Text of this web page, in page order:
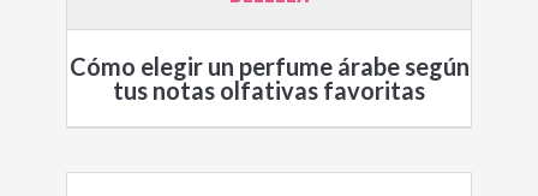
Cómo elegir un perfume árabe según
tus notas olfativas favoritas